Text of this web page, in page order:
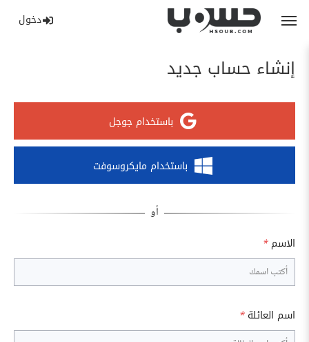
دخول
إنشاء حساب جديد
باستخدام جوجل
باستخدام مايكروسوفت
الاسم *
اسم العائلة *